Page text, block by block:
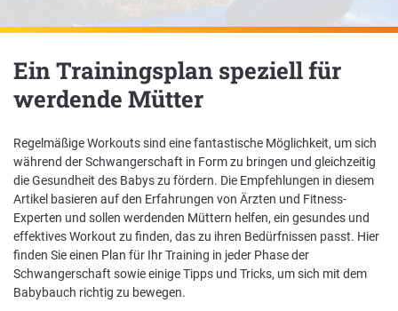
Ausbildung und Duales Studium
Nachhaltigkeit bei der BKK VerbundPlus
Presse
n
Ein Trainingsplan speziell für
werdende Mütter
Regelmäßige Workouts sind eine fantastische Möglichkeit, um sich
während der Schwangerschaft in Form zu bringen und gleichzeitig
die Gesundheit des Babys zu fördern. Die Empfehlungen in diesem
Artikel basieren auf den Erfahrungen von Ärzten und Fitness-
Experten und sollen werdenden Müttern helfen, ein gesundes und
effektives Workout zu finden, das zu ihren Bedürfnissen passt. Hier
finden Sie einen Plan für Ihr Training in jeder Phase der
Schwangerschaft sowie einige Tipps und Tricks, um sich mit dem
Babybauch richtig zu bewegen.